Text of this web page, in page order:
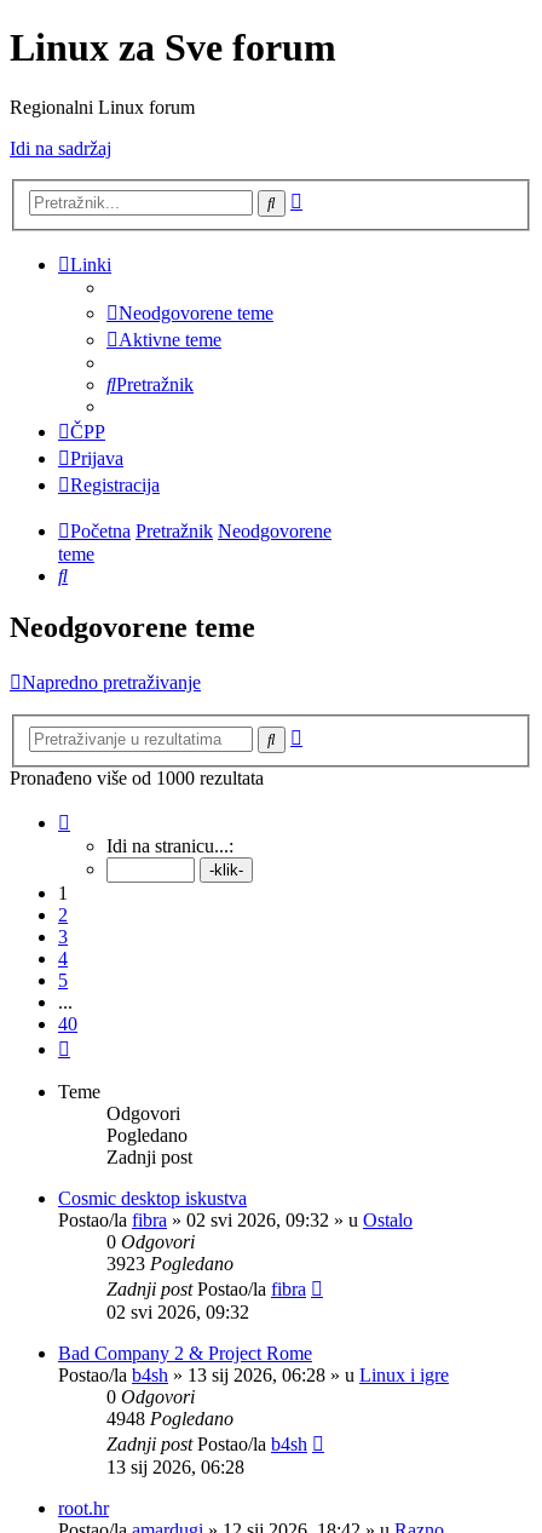
Linux za Sve forum
Regionalni Linux forum
Idi na sadržaj
Pretražnik
Linki
Neodgovorene teme
Aktivne teme
Pretražnik
ČPP
Prijava
Registracija
Početna Pretražnik Neodgovorene
teme
Pretražnik
Neodgovorene teme
Napredno pretraživanje
Pretražnik
Pronađeno više od 1000 rezultata
40 .Idi na stranicu...:
1
2
3
4
5
...
40
Teme
Odgovori
Pogledano
Zadnji post
Cosmic desktop iskustva
Postao/la fibra » 02 svi 2026, 09:32 » u Ostalo
0 Odgovori
3923 Pogledano
Zadnji postPostao/la fibra
02 svi 2026, 09:32
Bad Company 2 & Project Rome
Postao/la b4sh » 13 sij 2026, 06:28 » u Linux i igre
0 Odgovori
4948 Pogledano
Zadnji postPostao/la b4sh
13 sij 2026, 06:28
root.hr